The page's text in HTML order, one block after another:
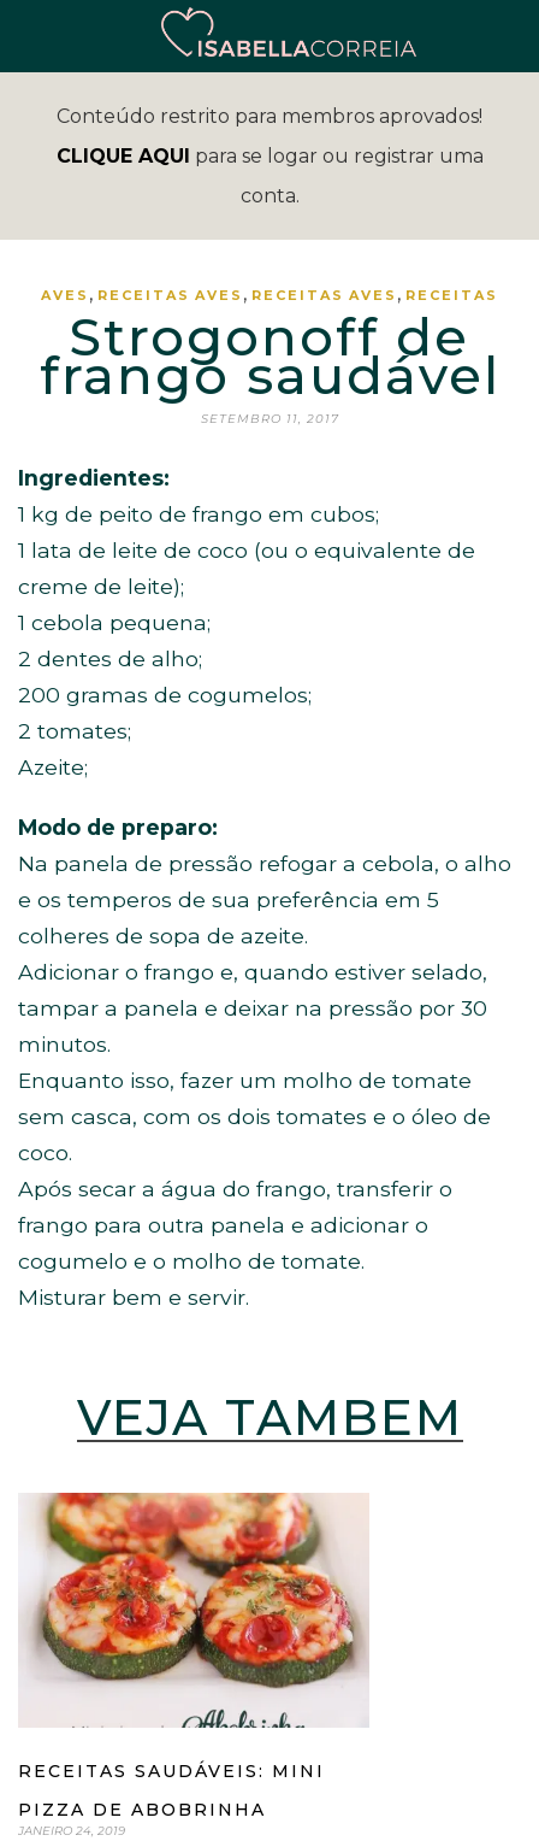
Conteúdo restrito para membros aprovados!
CLIQUE AQUI para se logar ou registrar uma
conta.
AVES , RECEITAS AVES , RECEITAS AVES , RECEITAS
Strogonoff de
frango saudável
SETEMBRO 11, 2017
Ingredientes:
1 kg de peito de frango em cubos;
1 lata de leite de coco (ou o equivalente de
creme de leite);
1 cebola pequena;
2 dentes de alho;
200 gramas de cogumelos;
2 tomates;
Azeite;⠀⠀⠀⠀⠀⠀⠀⠀⠀⠀⠀⠀⠀⠀⠀⠀
Modo de preparo:
Na panela de pressão refogar a cebola, o alho
e os temperos de sua preferência em 5
colheres de sopa de azeite.
Adicionar o frango e, quando estiver selado,
tampar a panela e deixar na pressão por 30
minutos.
Enquanto isso, fazer um molho de tomate
sem casca, com os dois tomates e o óleo de
coco.
Após secar a água do frango, transferir o
frango para outra panela e adicionar o
cogumelo e o molho de tomate.
Misturar bem e servir.
VEJA TAMBÉM
RECEITAS SAUDÁVEIS: MINI
PIZZA DE ABOBRINHA
JANEIRO 24, 2019